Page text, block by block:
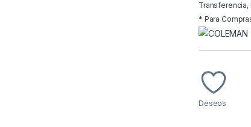
Transferencia,
* Para
Deseos